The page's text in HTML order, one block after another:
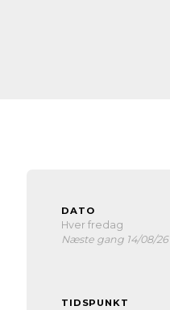
DATO
Hver fredag
Næste gang 14/08/26
TIDSPUNKT